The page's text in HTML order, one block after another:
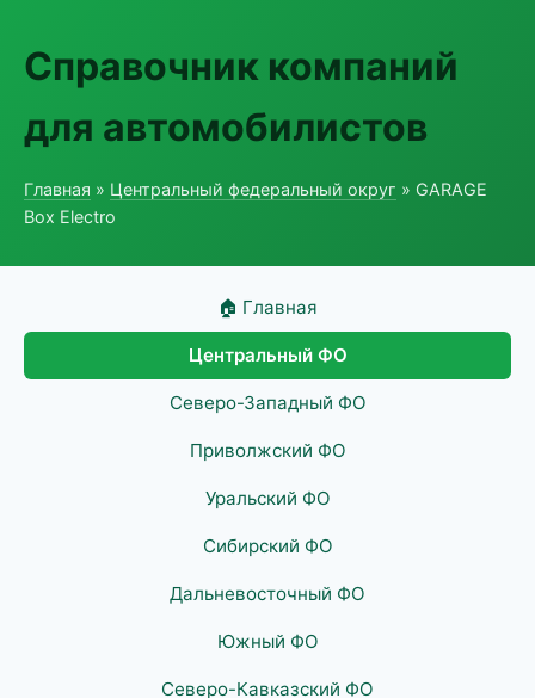
Справочник компаний
для автомобилистов
Главная » Центральный федеральный округ » GARAGE
Box Electro
🏠 Главная
Центральный ФО
Северо-Западный ФО
Приволжский ФО
Уральский ФО
Сибирский ФО
Дальневосточный ФО
Южный ФО
Северо-Кавказский ФО